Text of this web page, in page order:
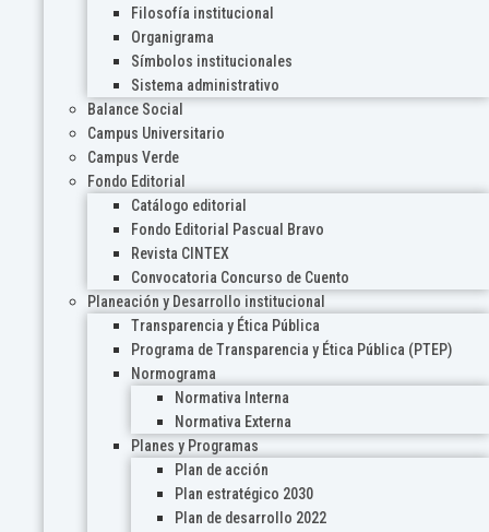
Filosofía institucional
Organigrama
Símbolos institucionales
Sistema administrativo
Balance Social
Campus Universitario
Campus Verde
Fondo Editorial
Catálogo editorial
Fondo Editorial Pascual Bravo
Revista CINTEX
Convocatoria Concurso de Cuento
Planeación y Desarrollo institucional
Transparencia y Ética Pública
Programa de Transparencia y Ética Pública (PTEP)
Normograma
Normativa Interna
Normativa Externa
Planes y Programas
Plan de acción
Plan estratégico 2030
Plan de desarrollo 2022